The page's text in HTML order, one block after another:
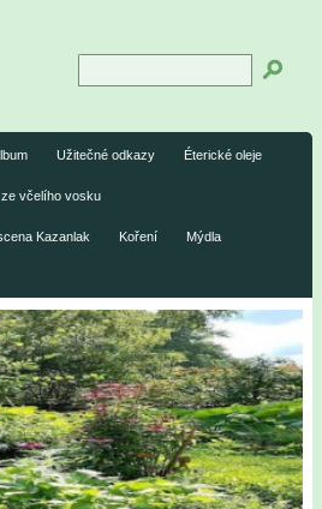
Užitečné odkazy Éterické oleje
včelího vosku
Kazanlak Koření Mýdla